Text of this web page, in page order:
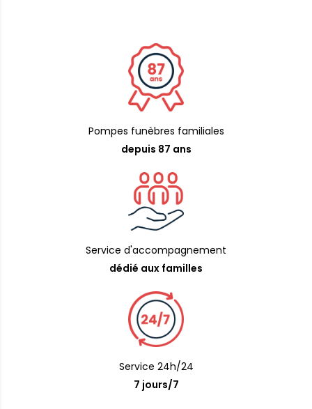
Pompes funèbres familiales
depuis 87 ans
Service d'accompagnement
dédié aux familles
Service 24h/24
7 jours/7